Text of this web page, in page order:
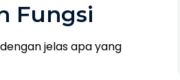
Fungsi
jelas apa yang